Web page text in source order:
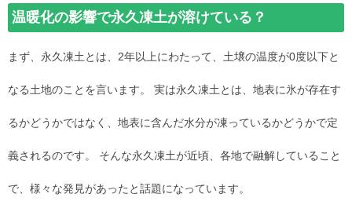
温暖化の影響で永久凍土が溶けている？
まず、永久凍土とは、2年以上にわたって、土壌の温度が0度以下と
なる土地のことを言います。 実は永久凍土とは、地表に氷が存在す
るかどうかではなく、地表に含んだ水分が凍っているかどうかで定
義されるのです。 そんな永久凍土が近頃、各地で融解していること
で、様々な発見があったと話題になっています。